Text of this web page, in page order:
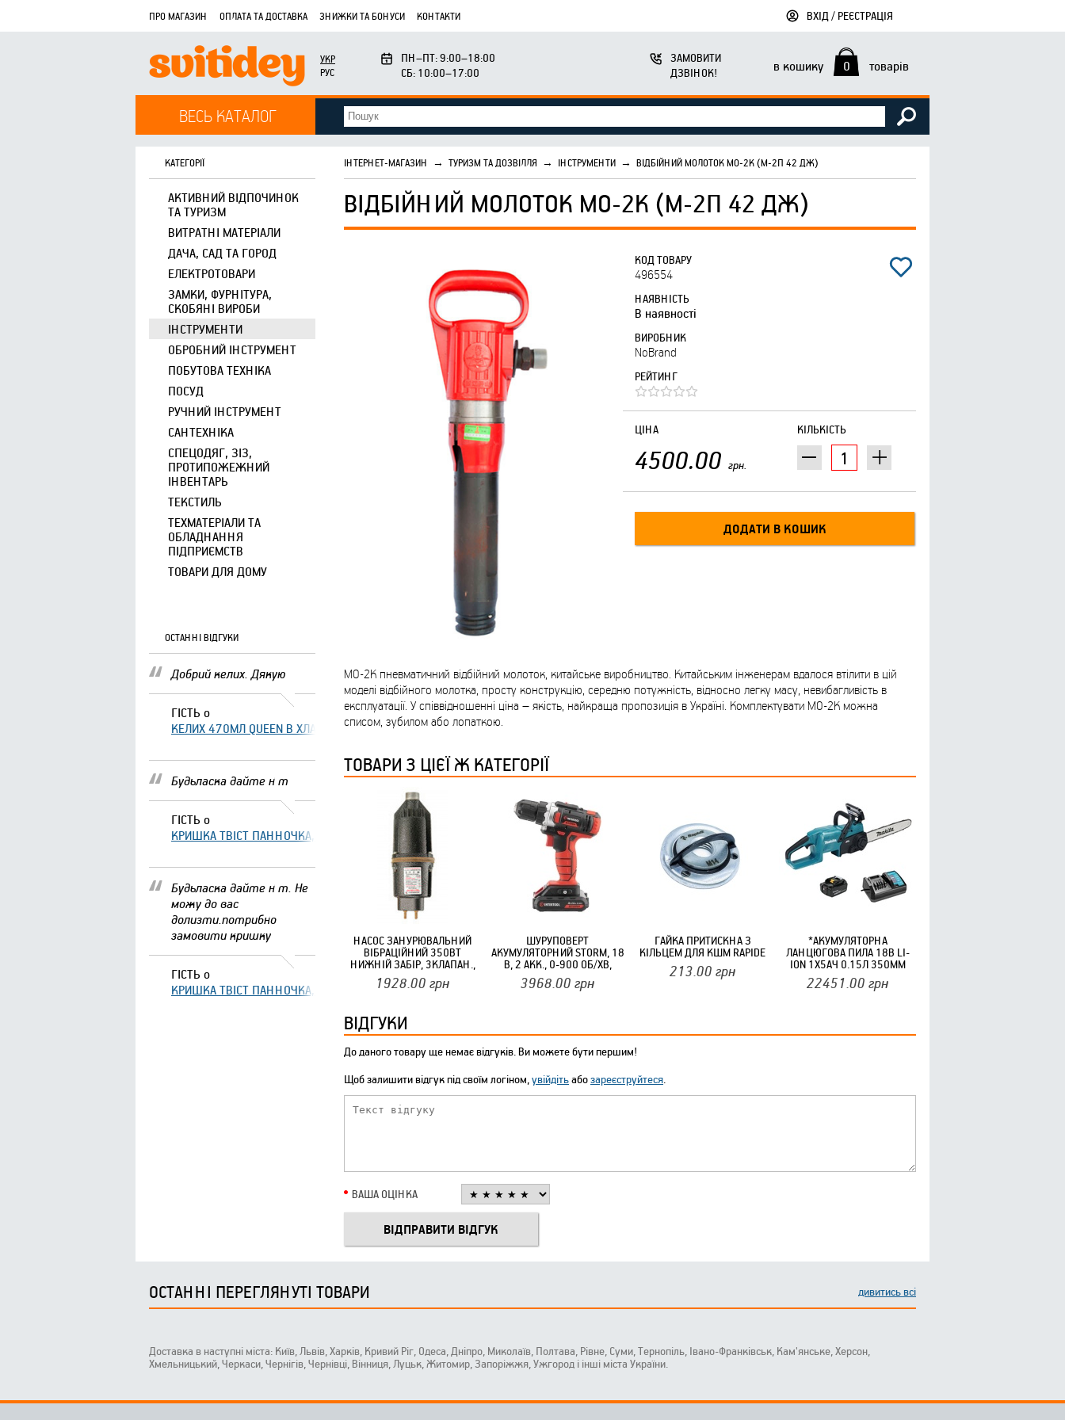
ПРО МАГАЗИН ОПЛАТА ТА ДОСТАВКА ЗНИЖКИ ТА БОНУСИ КОНТАКТИ ВХІД / РЕЄСТРАЦІЯ
УКР
РУС
ПН–ПТ: 9:00–18:00
СБ: 10:00–17:00
ЗАМОВИТИ
ДЗВІНОК!
в кошику 0 товарів
ВЕСЬ КАТАЛОГ
КАТЕГОРІЇ
АКТИВНИЙ ВІДПОЧИНОК
ТА ТУРИЗМ
ВИТРАТНІ МАТЕРІАЛИ
ДАЧА, САД ТА ГОРОД
ЕЛЕКТРОТОВАРИ
ЗАМКИ, ФУРНІТУРА,
СКОБЯНІ ВИРОБИ
ІНСТРУМЕНТИ
ОБРОБНИЙ ІНСТРУМЕНТ
ПОБУТОВА ТЕХНІКА
ПОСУД
РУЧНИЙ ІНСТРУМЕНТ
САНТЕХНІКА
СПЕЦОДЯГ, ЗІЗ,
ПРОТИПОЖЕЖНИЙ
ІНВЕНТАРЬ
ТЕКСТИЛЬ
ТЕХМАТЕРІАЛИ ТА
ОБЛАДНАННЯ
ПІДПРИЄМСТВ
ТОВАРИ ДЛЯ ДОМУ
ОСТАННІ ВІДГУКИ
Добрий келих. Дякую
ГІСТЬ о
КЕЛИХ 470МЛ QUEEN В ХЛАМІНГО ТМ FARGLASS
Будьласка дайте н т
ГІСТЬ о
КРИШКА ТВІСТ ПАННОЧКА, ЩО ЗАКРУЧУЄТЬСЯ КОТИКИ (20ШТ/УП) ОФФ 82 ПАННОЧКА
Будьласка дайте н т. Не
можу до вас
долизти.потрибно
замовити кришку
ГІСТЬ о
КРИШКА ТВІСТ ПАННОЧКА, ЩО ЗАКРУЧУЄТЬСЯ КОТИКИ (20ШТ/УП) ОФФ 82 ПАННОЧКА
ІНТЕРНЕТ-МАГАЗИН → ТУРИЗМ ТА ДОЗВІЛЛЯ → ІНСТРУМЕНТИ → ВІДБІЙНИЙ МОЛОТОК МО-2К (М-2П 42 ДЖ)
ВІДБІЙНИЙ МОЛОТОК МО-2К (М-2П 42 ДЖ)
КОД ТОВАРУ
496554
НАЯВНІСТЬ
В наявності
ВИРОБНИК
NoBrand
РЕЙТИНГ
КІЛЬКІСТЬ
ЦІНА
4500.00 грн.
МО-2К пневматичний відбійний молоток, китайське виробництво. Китайським інженерам вдалося втілити в цій
моделі відбійного молотка, просту конструкцію, середню потужність, відносно легку масу, невибагливість в
експлуатації. У співвідношенні ціна – якість, найкраща пропозиція в Україні. Комплектувати МО-2К можна
списом, зубилом або лопаткою.
ТОВАРИ З ЦІЄЇ Ж КАТЕГОРІЇ
НАСОС ЗАНУРЮВАЛЬНИЙ
ВІБРАЦІЙНИЙ 350ВТ
НИЖНІЙ ЗАБІР, 3КЛАПАН.,
12Л.ХВ. 40М. ФОНТАН 12МІС
1928.00 грн
ШУРУПОВЕРТ
АКУМУЛЯТОРНИЙ STORM, 18
В, 2 АКК., 0-900 ОБ/ХВ,
БЗП-1-10 ММ INTERTOOL
3968.00 грн
ГАЙКА ПРИТИСКНА З
КІЛЬЦЕМ ДЛЯ КШМ RAPIDE
213.00 грн
*АКУМУЛЯТОРНА
ЛАНЦЮГОВА ПИЛА 18В LI-
ION 1Х5АЧ 0.15Л 350ММ
MAKITA,12МІС
22451.00 грн
ВІДГУКИ
До даного товару ще немає відгуків. Ви можете бути першим!
Щоб залишити відгук під своїм логіном,увійдітьабозареєструйтеся.
ВАША ОЦІНКА
ОСТАННІ ПЕРЕГЛЯНУТІ ТОВАРИ дивитись всі
Доставка в наступні міста: Київ, Львів, Харків, Кривий Ріг, Одеса, Дніпро, Миколаїв, Полтава, Рівне, Суми, Тернопіль, Івано-Франківськ, Кам'янське, Херсон,
Хмельницький, Черкаси, Чернігів, Чернівці, Вінниця, Луцьк, Житомир, Запоріжжя, Ужгород і інші міста України.